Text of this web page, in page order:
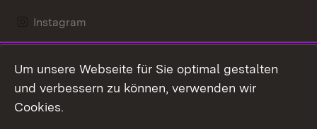
Instagram
Mastodon
Messenger
Um unsere Webseite für Sie optimal gestalten
und verbessern zu können, verwenden wir
Cookies.